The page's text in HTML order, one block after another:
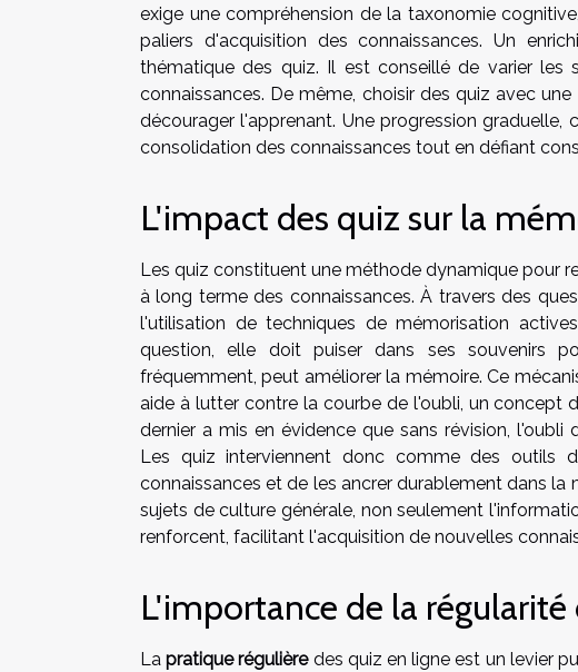
exige une compréhension de la taxonomie
paliers d'acquisition des connaissances. Un
thématique des quiz. Il est conseillé de varier
connaissances. De même, choisir des quiz avec
décourager l'apprenant. Une progression
consolidation des connaissances tout en défiant
L'impact des quiz sur la
Les quiz constituent une méthode dynamique pour
à long terme des connaissances. À travers des
l'utilisation de techniques de mémorisation
question, elle doit puiser dans ses souvenirs
fréquemment, peut améliorer la mémoire. Ce
aide à lutter contre la courbe de l'oubli, un concept
dernier a mis en évidence que sans révision,
Les quiz interviennent donc comme des outils
connaissances et de les ancrer durablement dans
sujets de culture générale, non seulement
renforcent, facilitant l'acquisition de nouvelles
L'importance de la
Lapratique régulièredes quiz en ligne est un levier